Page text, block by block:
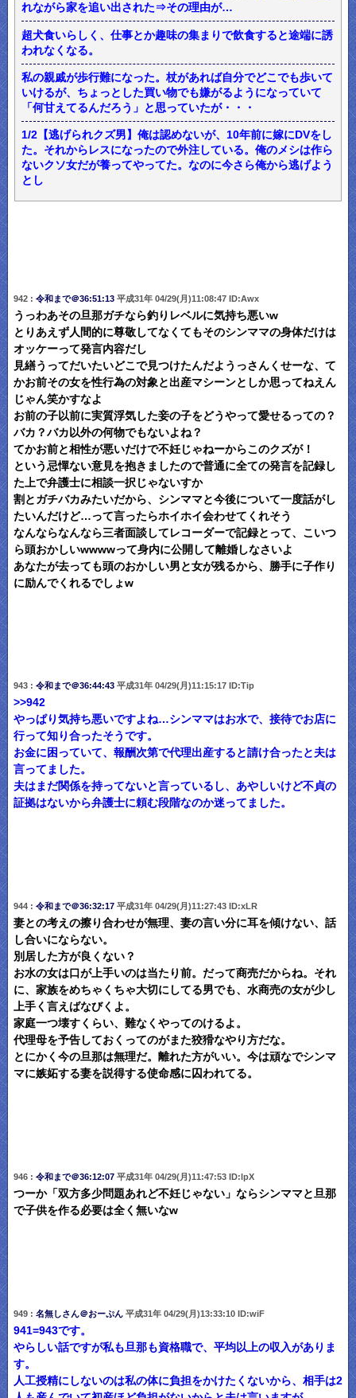
れながら家を追い出された⇒その理由が…
超犬食いらしく、仕事とか趣味の集まりで飲食すると途端に誘
われなくなる。
私の親戚が歩行難になった。杖があれば自分でどこでも歩いて
いけるが、ちょっとした買い物でも嫌がるようになっていて
「何甘えてるんだろう」と思っていたが・・・
1/2【逃げられクズ男】俺は認めないが、10年前に嫁にDVをし
た。それからレスになったので外注している。俺のメシは作ら
ないクソ女だが養ってやってた。なのに今さら俺から逃げよう
とし
942 : 令和まで＠36:51:13平成31年 04/29(月)11:08:47 ID:Awx
うっわあその旦那ガチなら釣りレベルに気持ち悪いw
とりあえず人間的に尊敬してなくてもそのシンママの身体だけは
オッケーって発言内容だし
見繕うってだいたいどこで見つけたんだようっさんくせーな、て
かお前その女を性行為の対象と出産マシーンとしか思ってねえん
じゃん笑かすなよ
お前の子以前に実質浮気した妾の子をどうやって愛せるっての？
バカ？バカ以外の何物でもないよね？
てかお前と相性が悪いだけで不妊じゃねーからこのクズが！
という忌憚ない意見を抱きましたので普通に全ての発言を記録し
た上で弁護士に相談一択じゃないすか
割とガチバカみたいだから、シンママと今後について一度話がし
たいんだけど…って言ったらホイホイ会わせてくれそう
なんならなんなら三者面談してレコーダーで記録とって、こいつ
ら頭おかしいwwwwって身内に公開して離婚しなさいよ
あなたが去っても頭のおかしい男と女が残るから、勝手に子作り
に励んでくれるでしょw
943 : 令和まで＠36:44:43平成31年 04/29(月)11:15:17 ID:Tip
>>942
やっぱり気持ち悪いですよね…シンママはお水で、接待でお店に
行って知り合ったそうです。
お金に困っていて、報酬次第で代理出産すると請け合ったと夫は
言ってました。
夫はまだ関係を持ってないと言っているし、あやしいけど不貞の
証拠はないから弁護士に頼む段階なのか迷ってました。
944 : 令和まで＠36:32:17平成31年 04/29(月)11:27:43 ID:xLR
妻との考えの擦り合わせが無理、妻の言い分に耳を傾けない、話
し合いにならない。
別居した方が良くない？
お水の女は口が上手いのは当たり前。だって商売だからね。それ
に、家族をめちゃくちゃ大切にしてる男でも、水商売の女が少し
上手く言えばなびくよ。
家庭一つ壊すくらい、難なくやってのけるよ。
代理母を予告しておくってのがまた狡猾なやり方だな。
とにかく今の旦那は無理だ。離れた方がいい。今は頑なでシンマ
マに嫉妬する妻を説得する使命感に囚われてる。
946 : 令和まで＠36:12:07平成31年 04/29(月)11:47:53 ID:lpX
つーか「双方多少問題あれど不妊じゃない」ならシンママと旦那
で子供を作る必要は全く無いなw
949 : 名無しさん＠おーぷん平成31年 04/29(月)13:33:10 ID:wiF
941=943です。
やらしい話ですが私も旦那も資格職で、平均以上の収入がありま
す。
人工授精にしないのは私の体に負担をかけたくないから、相手は2